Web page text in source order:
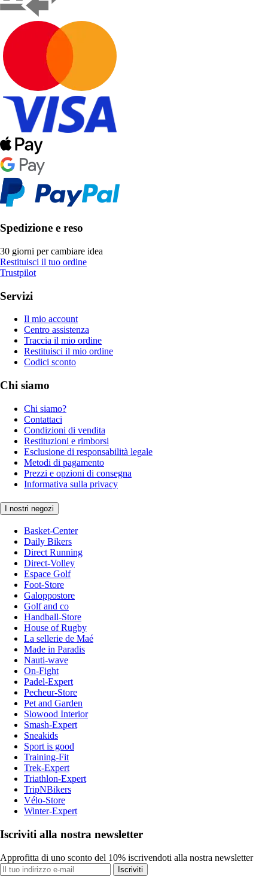
Spedizione e reso
30 giorni per cambiare idea
Restituisci il tuo ordine
Trustpilot
Servizi
Il mio account
Centro assistenza
Traccia il mio ordine
Restituisci il mio ordine
Codici sconto
Chi siamo
Chi siamo?
Contattaci
Condizioni di vendita
Restituzioni e rimborsi
Esclusione di responsabilità legale
Metodi di pagamento
Prezzi e opzioni di consegna
Informativa sulla privacy
I nostri negozi
Basket-Center
Daily Bikers
Direct Running
Direct-Volley
Espace Golf
Foot-Store
Galoppostore
Golf and co
Handball-Store
House of Rugby
La sellerie de Maé
Made in Paradis
Nauti-wave
On-Fight
Padel-Expert
Pecheur-Store
Pet and Garden
Slowood Interior
Smash-Expert
Sneakids
Sport is good
Training-Fit
Trek-Expert
Triathlon-Expert
TripNBikers
Vélo-Store
Winter-Expert
Iscriviti alla nostra newsletter
Approfitta di uno sconto del 10% iscrivendoti alla nostra newsletter
Iscriviti